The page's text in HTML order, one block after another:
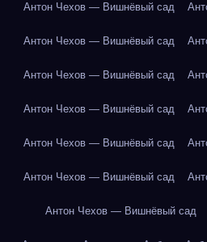
Антон Чехов — Вишнёвый сад
Антон Чехов — Вишнёвый сад
Антон Чехов — Вишнёвый сад
Антон Чехов — Вишнёвый сад
Антон Чехов — Вишнёвый сад
Антон Чехов — Вишнёвый сад
Антон Чехов — Вишнёвый сад